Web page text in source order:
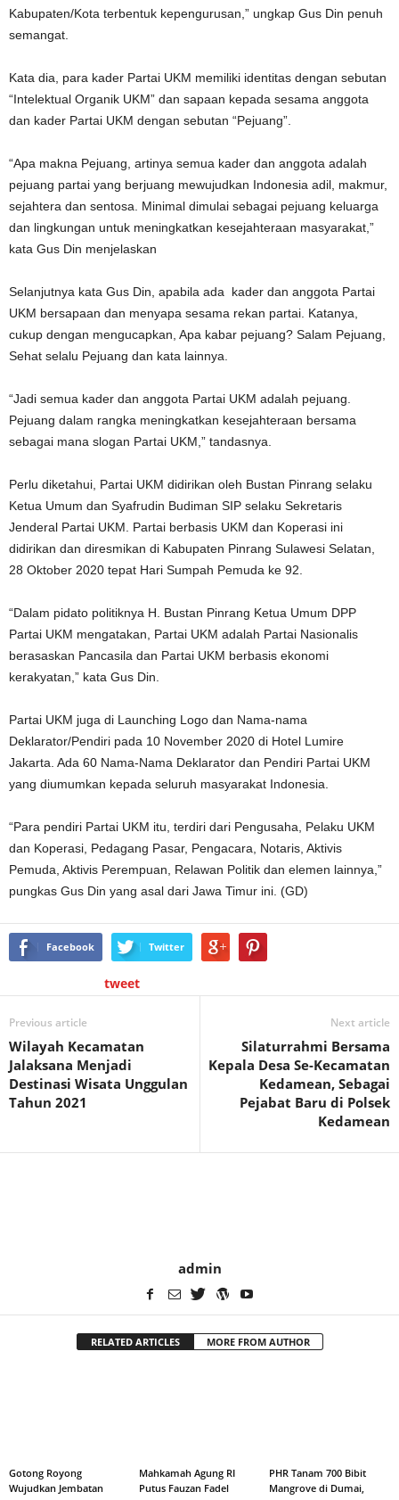
Kabupaten/Kota terbentuk kepengurusan,” ungkap Gus Din penuh
semangat.
Kata dia, para kader Partai UKM memiliki identitas dengan sebutan
“Intelektual Organik UKM” dan sapaan kepada sesama anggota
dan kader Partai UKM dengan sebutan “Pejuang”.
“Apa makna Pejuang, artinya semua kader dan anggota adalah
pejuang partai yang berjuang mewujudkan Indonesia adil, makmur,
sejahtera dan sentosa. Minimal dimulai sebagai pejuang keluarga
dan lingkungan untuk meningkatkan kesejahteraan masyarakat,”
kata Gus Din menjelaskan
Selanjutnya kata Gus Din, apabila ada kader dan anggota Partai
UKM bersapaan dan menyapa sesama rekan partai. Katanya,
cukup dengan mengucapkan, Apa kabar pejuang? Salam Pejuang,
Sehat selalu Pejuang dan kata lainnya.
“Jadi semua kader dan anggota Partai UKM adalah pejuang.
Pejuang dalam rangka meningkatkan kesejahteraan bersama
sebagai mana slogan Partai UKM,” tandasnya.
Perlu diketahui, Partai UKM didirikan oleh Bustan Pinrang selaku
Ketua Umum dan Syafrudin Budiman SIP selaku Sekretaris
Jenderal Partai UKM. Partai berbasis UKM dan Koperasi ini
didirikan dan diresmikan di Kabupaten Pinrang Sulawesi Selatan,
28 Oktober 2020 tepat Hari Sumpah Pemuda ke 92.
“Dalam pidato politiknya H. Bustan Pinrang Ketua Umum DPP
Partai UKM mengatakan, Partai UKM adalah Partai Nasionalis
berasaskan Pancasila dan Partai UKM berbasis ekonomi
kerakyatan,” kata Gus Din.
Partai UKM juga di Launching Logo dan Nama-nama
Deklarator/Pendiri pada 10 November 2020 di Hotel Lumire
Jakarta. Ada 60 Nama-Nama Deklarator dan Pendiri Partai UKM
yang diumumkan kepada seluruh masyarakat Indonesia.
“Para pendiri Partai UKM itu, terdiri dari Pengusaha, Pelaku UKM
dan Koperasi, Pedagang Pasar, Pengacara, Notaris, Aktivis
Pemuda, Aktivis Perempuan, Relawan Politik dan elemen lainnya,”
pungkas Gus Din yang asal dari Jawa Timur ini. (GD)
Facebook Twitter
tweet
Previous article
Wilayah Kecamatan
Jalaksana Menjadi
Destinasi Wisata Unggulan
Tahun 2021
Next article
Silaturrahmi Bersama
Kepala Desa Se-Kecamatan
Kedamean, Sebagai
Pejabat Baru di Polsek
Kedamean
admin
RELATED ARTICLES MORE FROM AUTHOR
Gotong Royong
Wujudkan Jembatan
Mahkamah Agung RI
Putus Fauzan Fadel
PHR Tanam 700 Bibit
Mangrove di Dumai,